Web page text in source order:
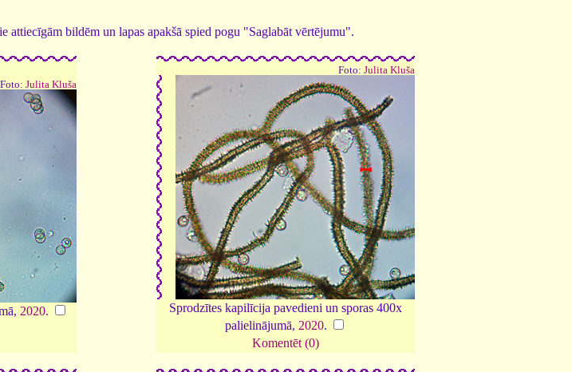
attiecīgām bildēm un lapas apakšā spied pogu "Saglabāt vērtējumu".
Foto: Julita Kluša
2020.
Foto: Julita Kluša
Sprodzītes kapilīcija pavedieni un sporas 400x
palielinājumā, 2020.
Komentēt (0)